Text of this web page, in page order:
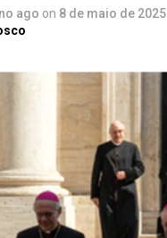
ago on 8 de maio de 2025